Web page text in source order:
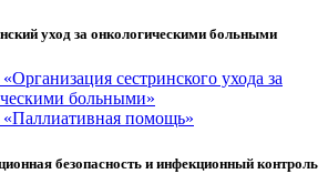
уход за онкологическими больными
сестринского ухода за
больными»
помощь»
безопасность и инфекционный контроль